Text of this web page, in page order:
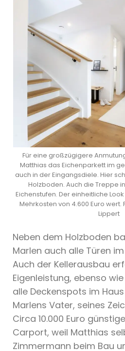
Für eine großzügigere
Matthias das Eichenparkett im
auch in der Eingangsdiele. Hier
Holzboden. Auch die Treppe
Eichenstufen. Der einheitliche
Mehrkosten von 4.600 Euro wert.
Lippert
Neben dem Holzboden
Marlen auch alle Türen
Auch der Kellerausbau
Eigenleistung, ebenso
alle Deckenspots im
Marlens Vater, seines
Circa 10.000 Euro
Carport, weil Matthias
Zimmermann beim Bau